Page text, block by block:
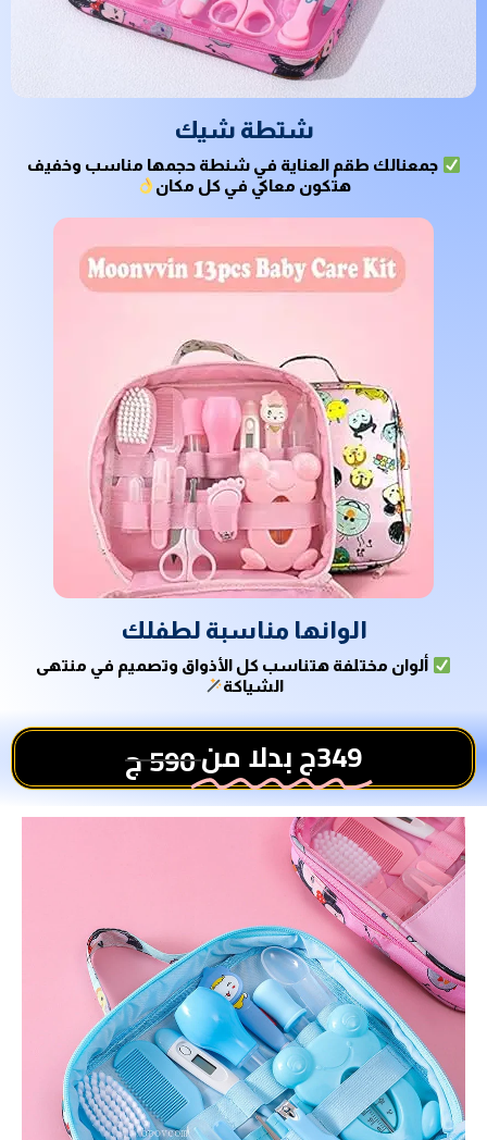
شتطة شيك
جمعنالك طقم العناية في شنطة حجمها مناسب وخفيف
هتكون معاكي في كل مكان
الوانها مناسبة لطفلك
ألوان مختلفة هتناسب كل الأذواق وتصميم في منتهى
الشياكة
349ج بدلا من 590 ج